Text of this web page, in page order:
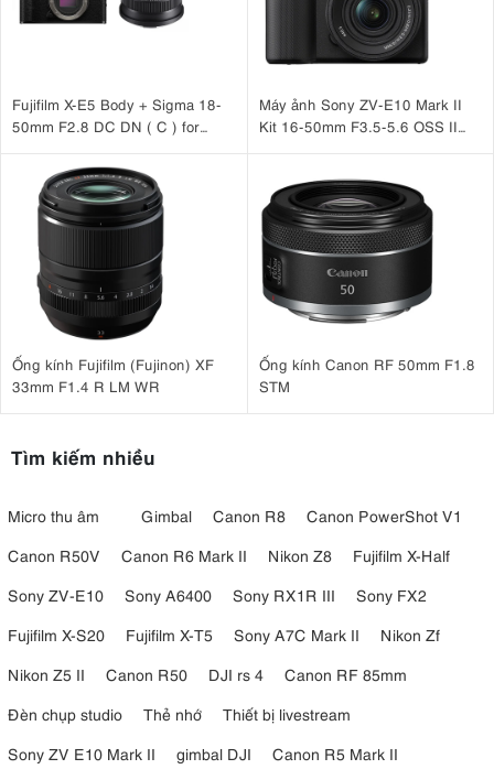
55,100,000đ
Sony Alpha A7 Mark V Body + Sony FE 50mm F1.2 GM
120,100,000đ
Sony Alpha A7 Mark V Body + Sony FE 24mm F1.4 GM
110,100,000đ
Sony Alpha A7 Mark V Body + Sony FE 35mm F1.4 GM
110,500,000đ
130,000,000đ
119,990,000đ
75,990,000đ
65,990,000đ
Fujifilm X-E5 Body + Sigma 18-
50mm F2.8 DC DN ( C ) for
Máy ảnh Sony ZV-E10 Mark II
Kit 16-50mm F3.5-5.6 OSS II
Ống kính Fujifilm (Fujinon) XF
33mm F1.4 R LM WR
Ống kính Canon RF 50mm F1.8
STM
Tìm kiếm nhiều
Micro thu âm Gimbal Canon R8
Canon PowerShot V1
Canon R50V
Canon R6 Mark II Nikon Z8
Fujifilm X-Half
Sony ZV-E10
Sony A6400 Sony RX1R III
Sony FX2
Fujifilm X-S20
Fujifilm X-T5 Sony A7C Mark II
Nikon Zf
Nikon Z5 II
Canon R50 DJI rs 4
Canon RF 85mm
Đèn chụp studio
Thẻ nhớ
Thiết bị livestream
Sony ZV E10 Mark II
gimbal DJI
Canon R5 Mark II